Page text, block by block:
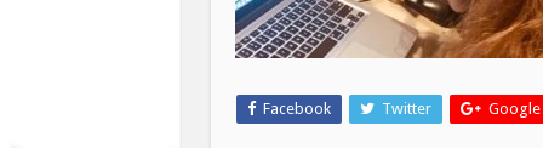
Facebook Twitter Google